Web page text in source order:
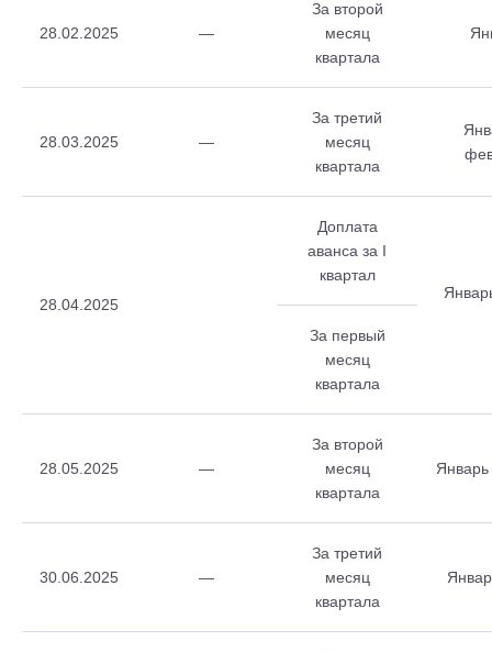
28.02.2025 —
За второй
месяц
квартала
28.03.2025 —
За третий
месяц
квартала
28.04.2025
Доплата
аванса за I
квартал
За первый
месяц
квартала
28.05.2025 —
За второй
месяц
квартала
30.06.2025 —
За третий
месяц
квартала